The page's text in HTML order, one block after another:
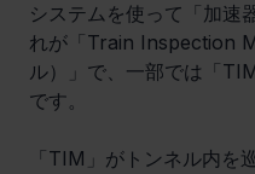
システムを使って「加速
れが「Train Inspection
ル）」で、一部では「
です。
「TIM」がトンネル内を